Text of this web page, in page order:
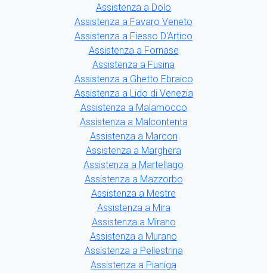
Assistenza a Dolo
Assistenza a Favaro Veneto
Assistenza a Fiesso D'Artico
Assistenza a Fornase
Assistenza a Fusina
Assistenza a Ghetto Ebraico
Assistenza a Lido di Venezia
Assistenza a Malamocco
Assistenza a Malcontenta
Assistenza a Marcon
Assistenza a Marghera
Assistenza a Martellago
Assistenza a Mazzorbo
Assistenza a Mestre
Assistenza a Mira
Assistenza a Mirano
Assistenza a Murano
Assistenza a Pellestrina
Assistenza a Pianiga